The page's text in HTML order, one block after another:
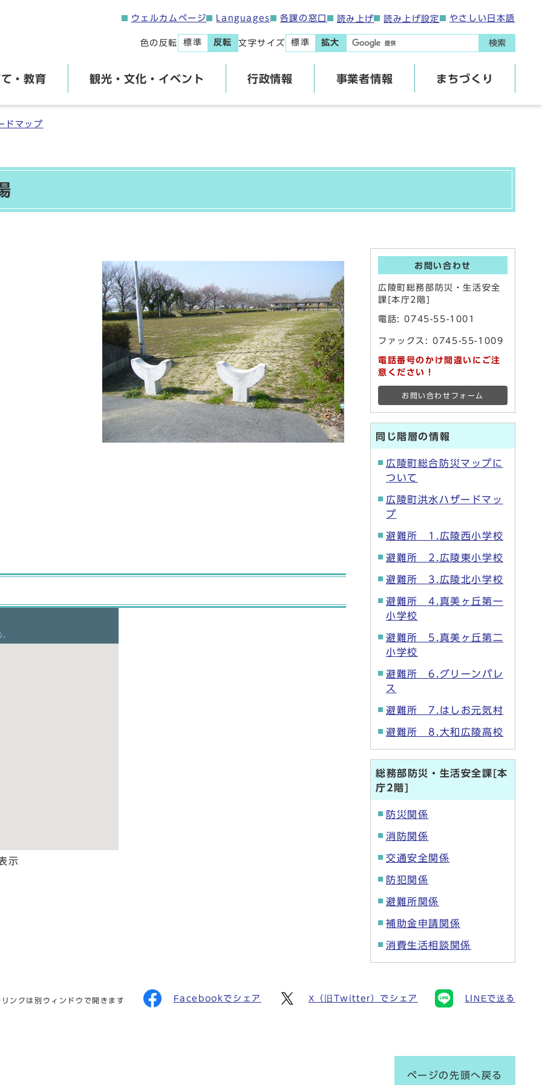
ウェルカムページ Languages 各課の窓口 読み上げ 読み上げ設定 やさしい日本語
色の反転 標準 反転 文字サイズ 標準 拡大 検索
・教育 観光・文化・イベント 行政情報 事業者情報 まちづくり
ドマップ
示
お問い合わせ
広陵町総務部防災・生活安全
課[本庁2階]
電話:0745-55-1001
ファックス: 0745-55-1009
電話番号のかけ間違いにご注
意ください！
お問い合わせフォーム
同じ階層の情報
広陵町総合防災マップに
ついて
広陵町洪水ハザードマッ
プ
避難所 1.広陵西小学校
避難所 2.広陵東小学校
避難所 3.広陵北小学校
避難所 4.真美ヶ丘第一
小学校
避難所 5.真美ヶ丘第二
小学校
避難所 6.グリーンパレ
ス
避難所 7.はしお元気村
避難所 8.大和広陵高校
総務部防災・生活安全課[本
庁2階]
防災関係
消防関係
交通安全関係
防犯関係
避難所関係
補助金申請関係
消費生活相談関係
ンクは別ウィンドウで開きます Facebookでシェア X（旧Twitter）でシェア LINEで送る
ページの先頭へ戻る